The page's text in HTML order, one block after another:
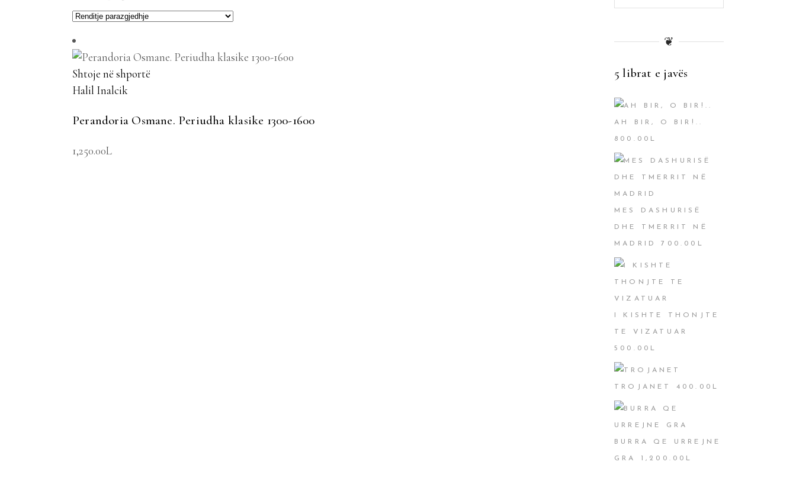
Shtoje në shportë
Halil Inalcik
Perandoria Osmane. Periudha klasike 1300-1600
1,250.00L
❦
5 librat e javës
AH BIR, O BIR!..
800.00 L
MES DASHURISË
DHE TMERRIT NË
MADRID 700.00 L
I KISHTE THONJTE
TE VIZATUAR
500.00 L
TROJANET 400.00 L
BURRA QE URREJNE
GRA 1,200.00 L